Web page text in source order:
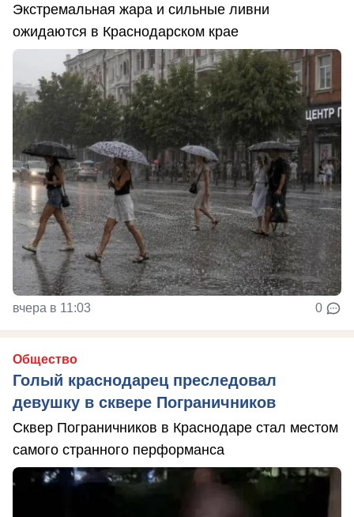
Экстремальная жара и сильные ливни
ожидаются в Краснодарском крае
вчера в 11:03 0
Общество
Голый краснодарец преследовал
девушку в сквере Пограничников
Сквер Пограничников в Краснодаре стал местом
самого странного перформанса